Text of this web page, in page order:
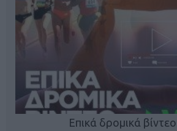
Επικά δρομικά